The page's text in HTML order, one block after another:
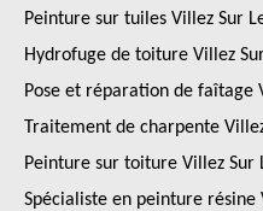
Peinture sur tuiles Villez Sur
Hydrofuge de toiture Villez
Pose et réparation de faîtage
Traitement de charpente
Peinture sur toiture Villez Sur
Spécialiste en peinture résine